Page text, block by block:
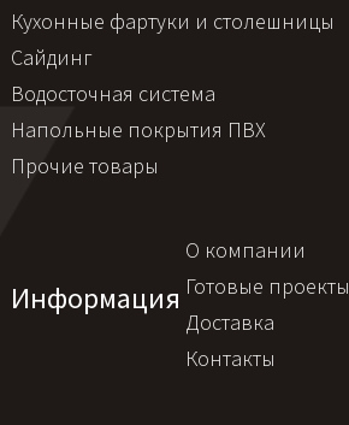
Кухонные фартуки и столешницы
Сайдинг
Водосточная система
Напольные покрытия ПВХ
Прочие товары
Информация
О компании
Готовые проекты
Доставка
Контакты